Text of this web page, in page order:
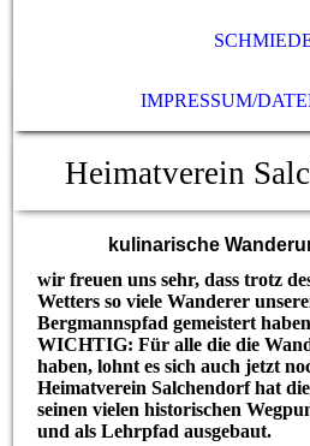
IMPRESSUM/
Heimatverein
kulinarische
wir freuen uns sehr, dass trotz
Wetters so viele Wanderer
Bergmannspfad gemeistert
WICHTIG: Für alle die die
haben, lohnt es sich auch jetzt
Heimatverein Salchendorf hat
seinen vielen historischen
und als Lehrpfad ausgebaut.